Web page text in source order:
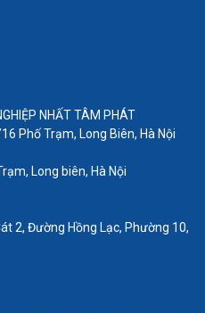
NHẤT TÂM PHÁT
Phố Trạm, Long Biên, Hà Nội
Long biên, Hà Nội
2, Đường Hồng Lạc, Phường 10,